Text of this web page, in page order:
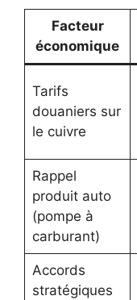
Facteur
économique
Tarifs
douaniers sur
le cuivre
Rappel
produit auto
(pompe à
carburant)
Accords
stratégiques